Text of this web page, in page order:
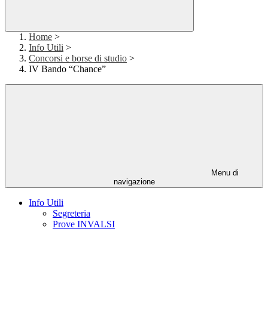
Home >
Info Utili >
Concorsi e borse di studio >
IV Bando “Chance”
Menu di
navigazione
Info Utili
Segreteria
Prove INVALSI